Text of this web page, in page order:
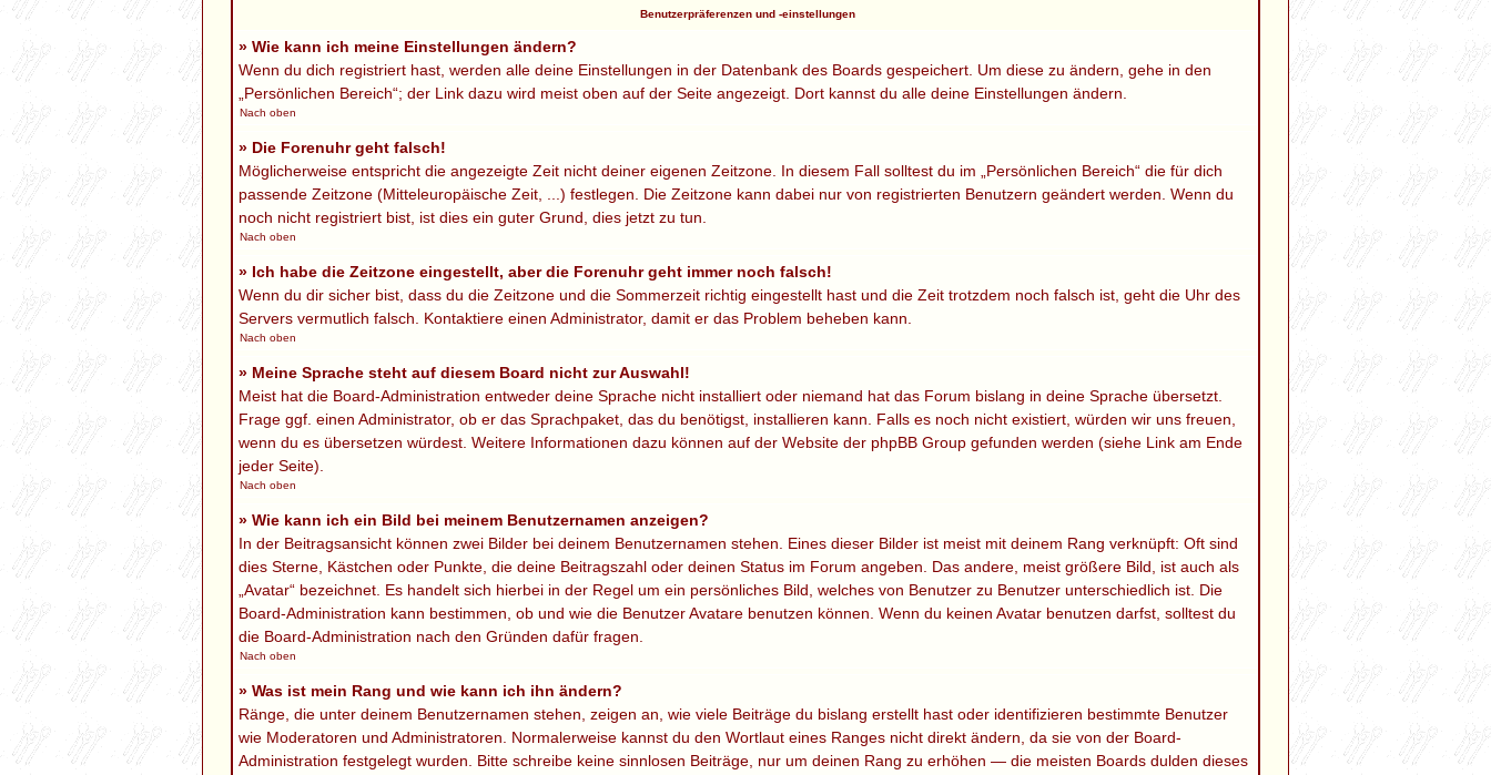
Benutzerpräferenzen und -einstellungen
» Wie kann ich meine Einstellungen ändern?
Wenn du dich registriert hast, werden alle deine Einstellungen in der Datenbank des Boards gespeichert. Um diese zu ändern, gehe in den
„Persönlichen Bereich“; der Link dazu wird meist oben auf der Seite angezeigt. Dort kannst du alle deine Einstellungen ändern.
Nach oben
» Die Forenuhr geht falsch!
Möglicherweise entspricht die angezeigte Zeit nicht deiner eigenen Zeitzone. In diesem Fall solltest du im „Persönlichen Bereich“ die für dich
passende Zeitzone (Mitteleuropäische Zeit, ...) festlegen. Die Zeitzone kann dabei nur von registrierten Benutzern geändert werden. Wenn du
noch nicht registriert bist, ist dies ein guter Grund, dies jetzt zu tun.
Nach oben
» Ich habe die Zeitzone eingestellt, aber die Forenuhr geht immer noch falsch!
Wenn du dir sicher bist, dass du die Zeitzone und die Sommerzeit richtig eingestellt hast und die Zeit trotzdem noch falsch ist, geht die Uhr des
Servers vermutlich falsch. Kontaktiere einen Administrator, damit er das Problem beheben kann.
Nach oben
» Meine Sprache steht auf diesem Board nicht zur Auswahl!
Meist hat die Board-Administration entweder deine Sprache nicht installiert oder niemand hat das Forum bislang in deine Sprache übersetzt.
Frage ggf. einen Administrator, ob er das Sprachpaket, das du benötigst, installieren kann. Falls es noch nicht existiert, würden wir uns freuen,
wenn du es übersetzen würdest. Weitere Informationen dazu können auf der Website der phpBB Group gefunden werden (siehe Link am Ende
jeder Seite).
Nach oben
» Wie kann ich ein Bild bei meinem Benutzernamen anzeigen?
In der Beitragsansicht können zwei Bilder bei deinem Benutzernamen stehen. Eines dieser Bilder ist meist mit deinem Rang verknüpft: Oft sind
dies Sterne, Kästchen oder Punkte, die deine Beitragszahl oder deinen Status im Forum angeben. Das andere, meist größere Bild, ist auch als
„Avatar“ bezeichnet. Es handelt sich hierbei in der Regel um ein persönliches Bild, welches von Benutzer zu Benutzer unterschiedlich ist. Die
Board-Administration kann bestimmen, ob und wie die Benutzer Avatare benutzen können. Wenn du keinen Avatar benutzen darfst, solltest du
die Board-Administration nach den Gründen dafür fragen.
Nach oben
» Was ist mein Rang und wie kann ich ihn ändern?
Ränge, die unter deinem Benutzernamen stehen, zeigen an, wie viele Beiträge du bislang erstellt hast oder identifizieren bestimmte Benutzer
wie Moderatoren und Administratoren. Normalerweise kannst du den Wortlaut eines Ranges nicht direkt ändern, da sie von der Board-
Administration festgelegt wurden. Bitte schreibe keine sinnlosen Beiträge, nur um deinen Rang zu erhöhen — die meisten Boards dulden dieses